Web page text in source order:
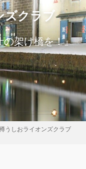
ズクラブ
架け橋を！』
うしおライオンズクラブ